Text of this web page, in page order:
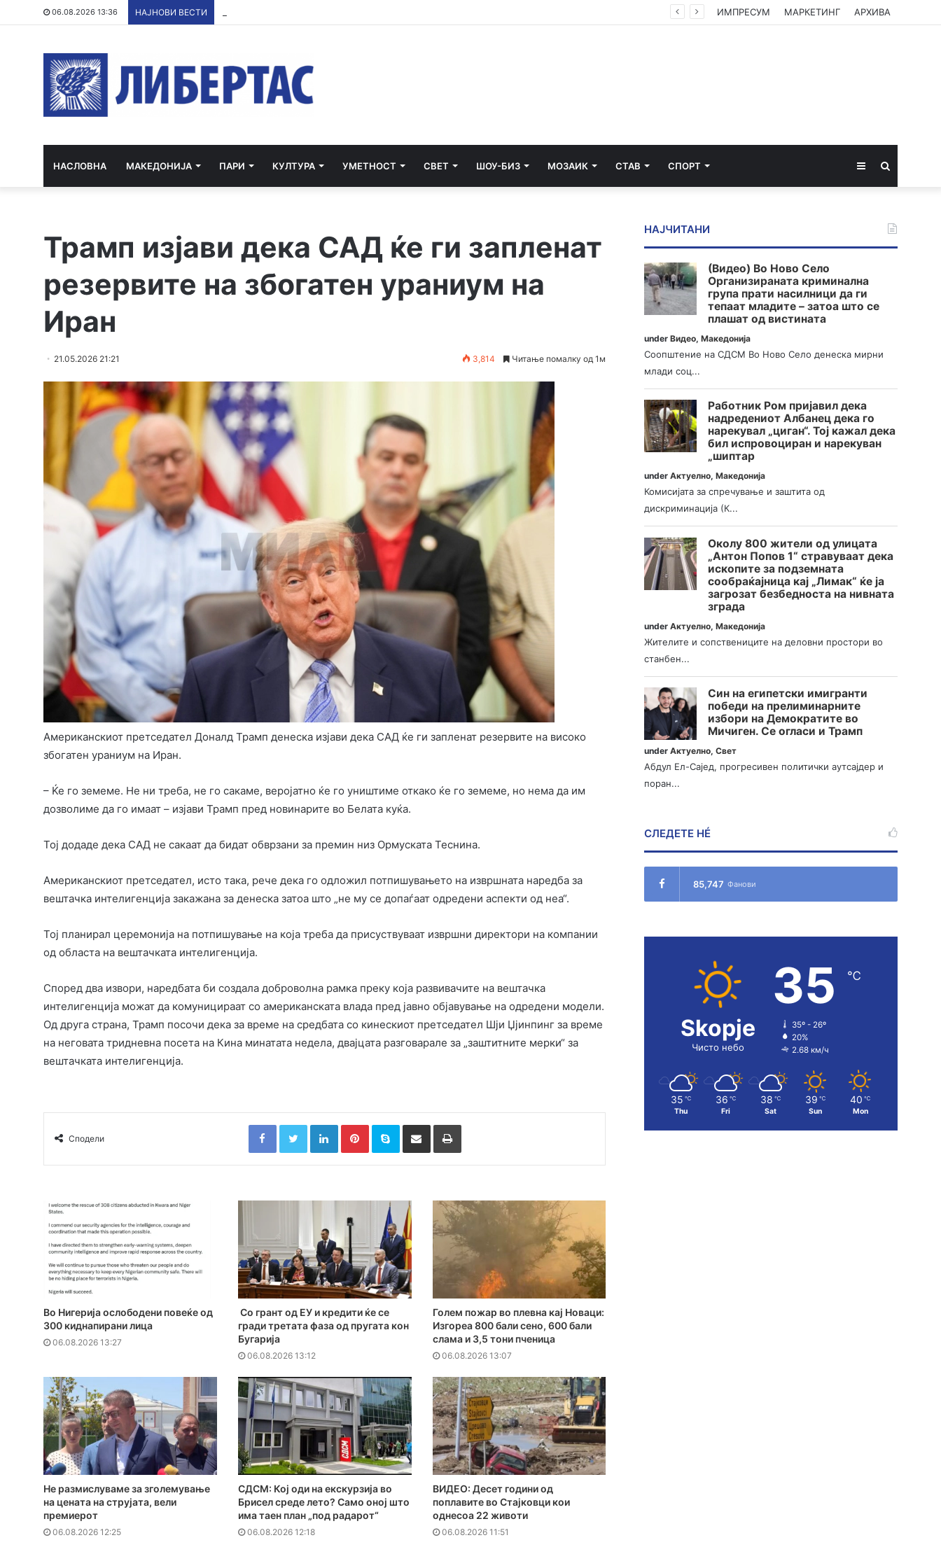
06.08.2026 13:36 НАЈНОВИ ВЕСТИ ИМПРЕСУМ МАРКЕТИНГ АРХИВА
НАСЛОВНА МАКЕДОНИЈА ПАРИ КУЛТУРА УМЕТНОСТ СВЕТ ШОУ-БИЗ МОЗАИК СТАВ СПОРТ Sidebar
Трамп изјави дека САД ќе ги запленат
резервите на збогатен ураниум на
Иран
21.05.2026 21:21 3,814 Читање помалку од 1м
Американскиот претседател Доналд Трамп денеска изјави дека САД ќе ги запленат резервите на високо
збогатен ураниум на Иран.
– Ќе го земеме. Не ни треба, не го сакаме, веројатно ќе го уништиме откако ќе го земеме, но нема да им
дозволиме да го имаат – изјави Трамп пред новинарите во Белата куќа.
Тој додаде дека САД не сакаат да бидат обврзани за премин низ Ормуската Теснина.
Американскиот претседател, исто така, рече дека го одложил потпишувањето на извршната наредба за
вештачка интелигенција закажана за денеска затоа што „не му се допаѓаат одредени аспекти од неа“.
Тој планирал церемонија на потпишување на која треба да присуствуваат извршни директори на компании
од областа на вештачката интелигенција.
Според два извори, наредбата би создала доброволна рамка преку која развивачите на вештачка
интелигенција можат да комуницираат со американската влада пред јавно објавување на одредени модели.
Од друга страна, Трамп посочи дека за време на средбата со кинескиот претседател Шји Џјинпинг за време
на неговата тридневна посета на Кина минатата недела, двајцата разговарале за „заштитните мерки“ за
вештачката интелигенција.
Сподели
FacebookTwitterLinkedInPinterestSkype Сподели преку Е-маил Испринтај
Во Нигерија ослободени повеќе од
300 киднапирани лица
06.08.2026 13:27
Со грант од ЕУ и кредити ќе се
гради третата фаза од пругата кон
Бугарија
06.08.2026 13:12
Голем пожар во плевна кај Новаци:
Изгореа 800 бали сено, 600 бали
слама и 3,5 тони пченица
06.08.2026 13:07
Не размислуваме за зголемување
на цената на струјата, вели
премиерот
06.08.2026 12:25
СДСМ: Кој оди на екскурзија во
Брисел среде лето? Само оној што
има таен план „под радарот“
06.08.2026 12:18
ВИДЕО: Десет години од
поплавите во Стајковци кои
однесоа 22 животи
06.08.2026 11:51
НАЈЧИТАНИ
(Видео) Во Ново Село
Организираната криминална
група прати насилници да ги
тепаат младите – затоа што се
плашат од вистината
underВидео,Македонија
Соопштение на СДСМ Во Ново Село денеска мирни
млади соц...
Работник Ром пријавил дека
надредениот Албанец дека го
нарекувал „циган“. Тој кажал дека
бил испровоциран и нарекуван
„шиптар
underАктуелно,Македонија
Комисијата за спречување и заштита од
дискриминација (К...
Околу 800 жители од улицата
„Антон Попов 1“ стравуваат дека
ископите за подземната
сообраќајница кај „Лимак“ ќе ја
загрозат безбедноста на нивната
зграда
underАктуелно,Македонија
Жителите и сопствениците на деловни простори во
станбен...
Син на египетски имигранти
победи на прелиминарните
избори на Демократите во
Мичиген. Се огласи и Трамп
underАктуелно,Свет
Абдул Ел-Сајед, прогресивен политички аутсајдер и
поран...
СЛЕДЕТЕ НÉ
85,747 Фанови
Skopje
Чисто небо
35 ℃
35º - 26º
20%
2.68 км/ч
35 ℃
Thu
36 ℃
Fri
38 ℃
Sat
39 ℃
Sun
40 ℃
Mon